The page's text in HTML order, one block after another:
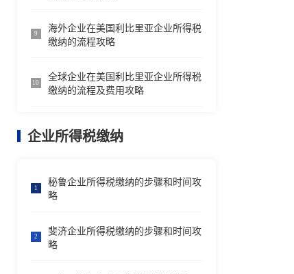
9
海外企业在美国利比里亚企业所得税
缴纳的流程攻略
10
全球企业在美国利比里亚企业所得税
缴纳的流程及费用攻略
企业所得税缴纳
1
秘鲁企业所得税缴纳的步骤和时间攻
略
2
斐济企业所得税缴纳的步骤和时间攻
略